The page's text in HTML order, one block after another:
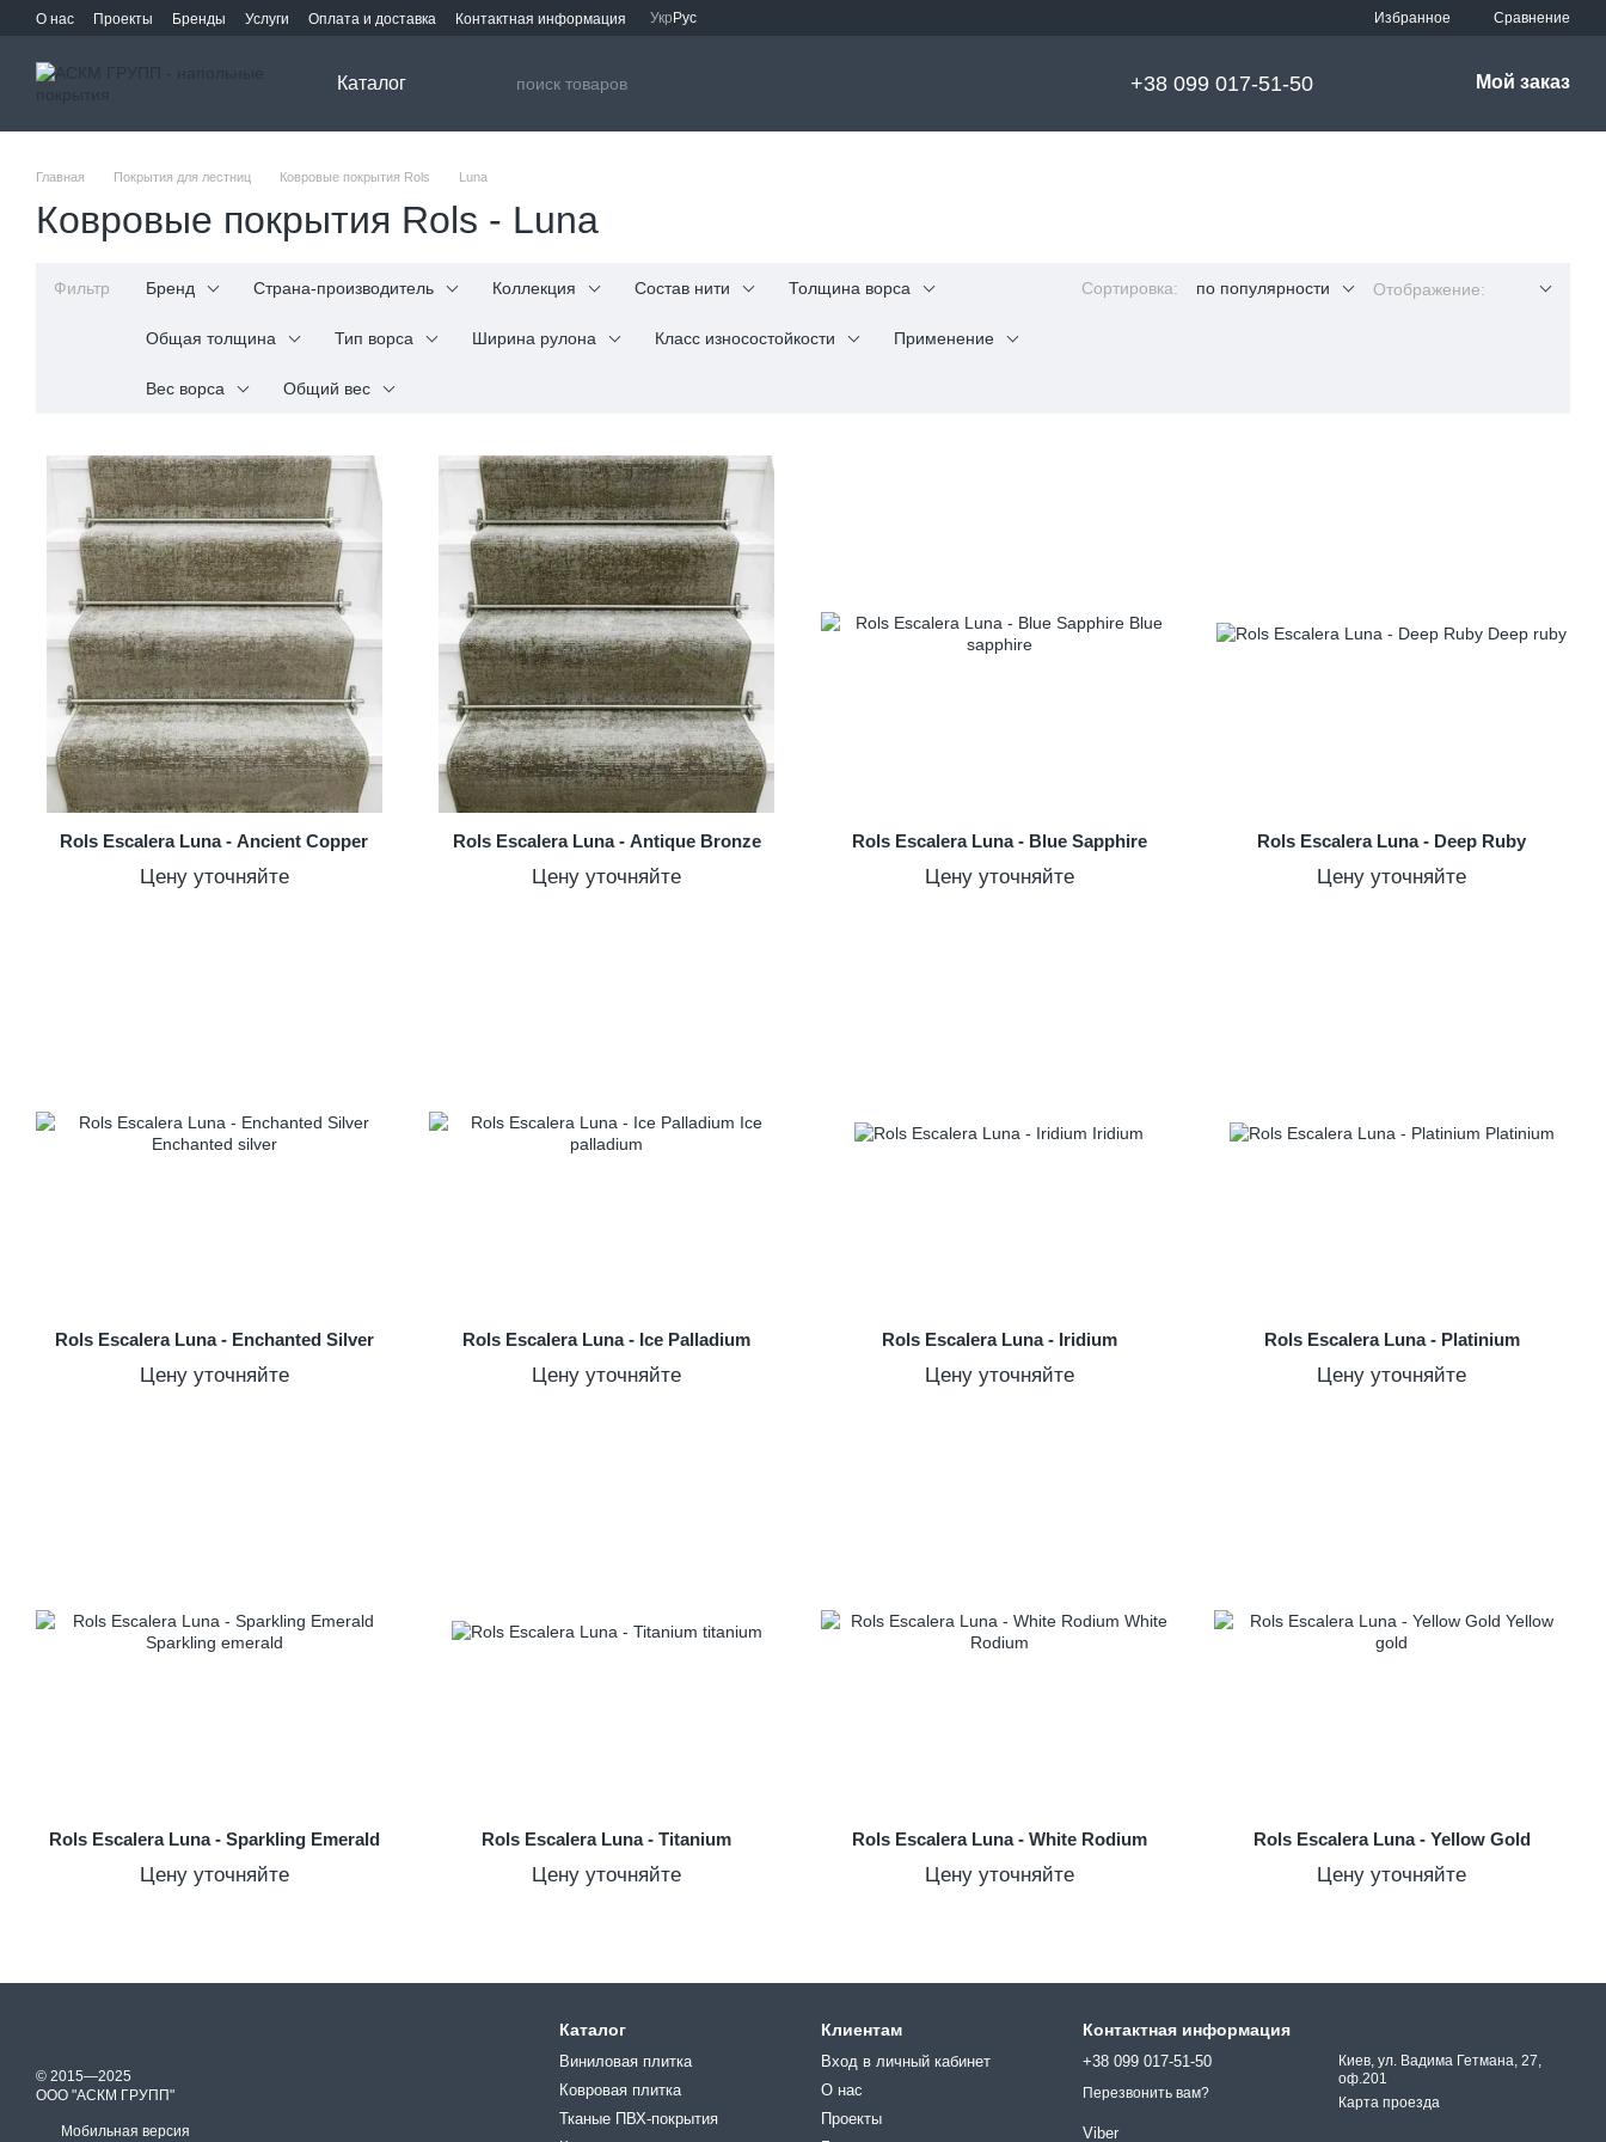
Перейти к основному контенту
О нас Проекты Бренды Услуги Оплата и доставка Контактная информация Укр Рус Избранное Сравнение
Каталог +38 099 017-51-50 Мой заказ
Главная Покрытия для лестниц Ковровые покрытия Rols Luna
Ковровые покрытия Rols - Luna
Фильтр Бренд Страна-производитель Коллекция Состав нити Толщина ворса
Общая толщина Тип ворса Ширина рулона Класс износостойкости Применение
Вес ворса Общий вес
Сортировка: по популярности Отображение:
Rols Escalera Luna - Ancient Copper
Цену уточняйте
Rols Escalera Luna - Antique Bronze
Цену уточняйте
Rols Escalera Luna - Blue Sapphire
Цену уточняйте
Rols Escalera Luna - Deep Ruby
Цену уточняйте
Rols Escalera Luna - Enchanted Silver
Цену уточняйте
Rols Escalera Luna - Ice Palladium
Цену уточняйте
Rols Escalera Luna - Iridium
Цену уточняйте
Rols Escalera Luna - Platinium
Цену уточняйте
Rols Escalera Luna - Sparkling Emerald
Цену уточняйте
Rols Escalera Luna - Titanium
Цену уточняйте
Rols Escalera Luna - White Rodium
Цену уточняйте
Rols Escalera Luna - Yellow Gold
Цену уточняйте
© 2015—2025
ООО "АСКМ ГРУПП"
Мобильная версия
Каталог
Виниловая плитка
Ковровая плитка
Тканые ПВХ-покрытия
Клиентам
Вход в личный кабинет
О нас
Проекты
Контактная информация
+38 099 017-51-50
Перезвонить вам?
Viber
Киев, ул. Вадима Гетмана, 27,
оф.201
Карта проезда